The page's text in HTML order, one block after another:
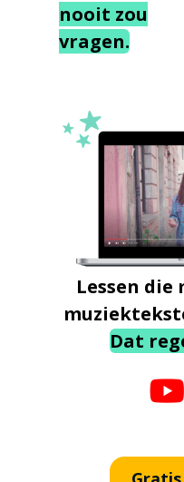
nooit zou
vragen.
Lessen
Dat